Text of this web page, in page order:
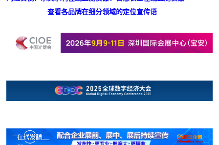
查看各品牌在细分领域的定位宣传语